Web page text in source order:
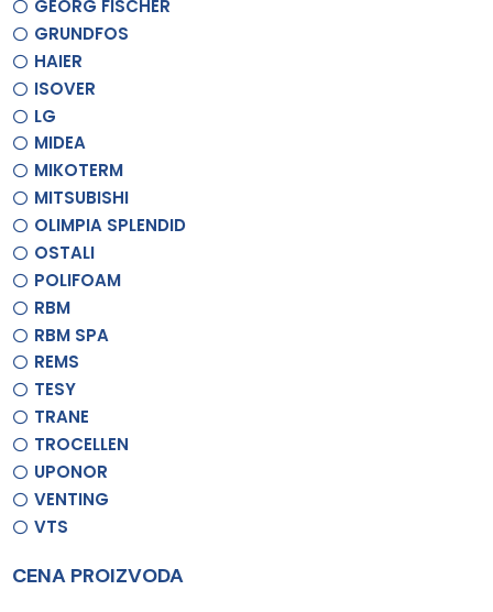
GEORG FISCHER
GRUNDFOS
HAIER
ISOVER
LG
MIDEA
MIKOTERM
MITSUBISHI
OLIMPIA SPLENDID
OSTALI
POLIFOAM
RBM
RBM SPA
REMS
TESY
TRANE
TROCELLEN
UPONOR
VENTING
VTS
CENA PROIZVODA